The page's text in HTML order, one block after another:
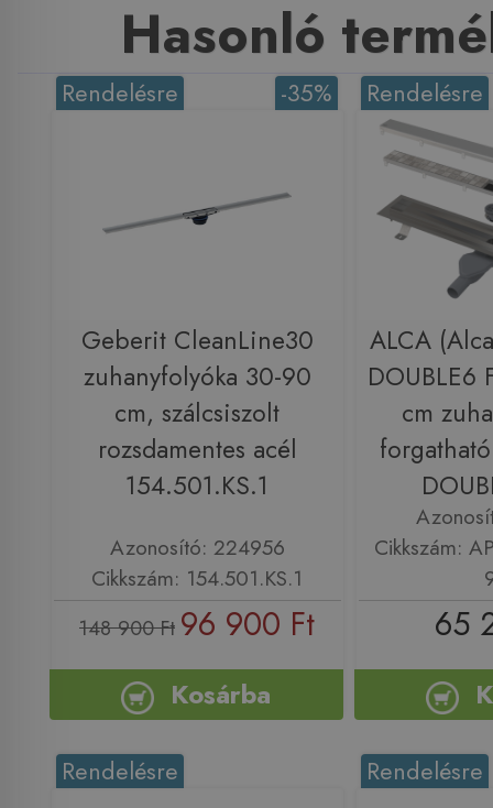
Hasonló
-35%
Rendelésre
Geberit CleanLine30
zuhanyfolyóka 30-90
cm, szálcsiszolt
rozsdamentes acél
154.501.KS.1
Azonosító: 224956
Cikkszám: 154.501.KS.1
148 900 Ft 96 900 Ft
Kosárba
Rendelésre
ALCA
DOUBLE6
cm
Cikkszám:
65
Rendelésre Rendelésre